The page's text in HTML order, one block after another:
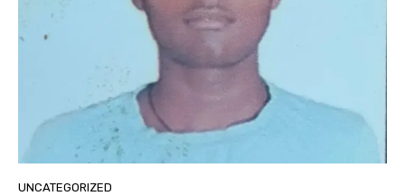
UNCATEGORIZED